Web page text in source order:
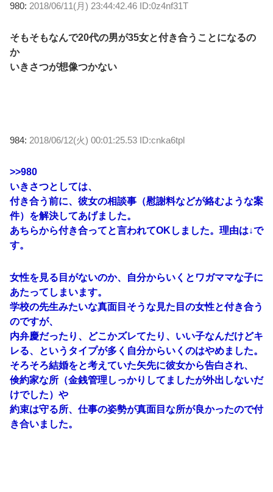
980: 2018/06/11(月) 23:44:42.46 ID:0z4nf31T
そもそもなんで20代の男が35女と付き合うことになるの
か
いきさつが想像つかない
984: 2018/06/12(火) 00:01:25.53 ID:cnka6tpl
>>980
いきさつとしては、
付き合う前に、彼女の相談事（慰謝料などが絡むような案
件）を解決してあげました。
あちらから付き合ってと言われてOKしました。理由は↓で
す。
女性を見る目がないのか、自分からいくとワガママな子に
あたってしまいます。
学校の先生みたいな真面目そうな見た目の女性と付き合う
のですが、
内弁慶だったり、どこかズレてたり、いい子なんだけどキ
レる、というタイプが多く自分からいくのはやめました。
そろそろ結婚をと考えていた矢先に彼女から告白され、
倹約家な所（金銭管理しっかりしてましたが外出しないだ
けでした）や
約束は守る所、仕事の姿勢が真面目な所が良かったので付
き合いました。